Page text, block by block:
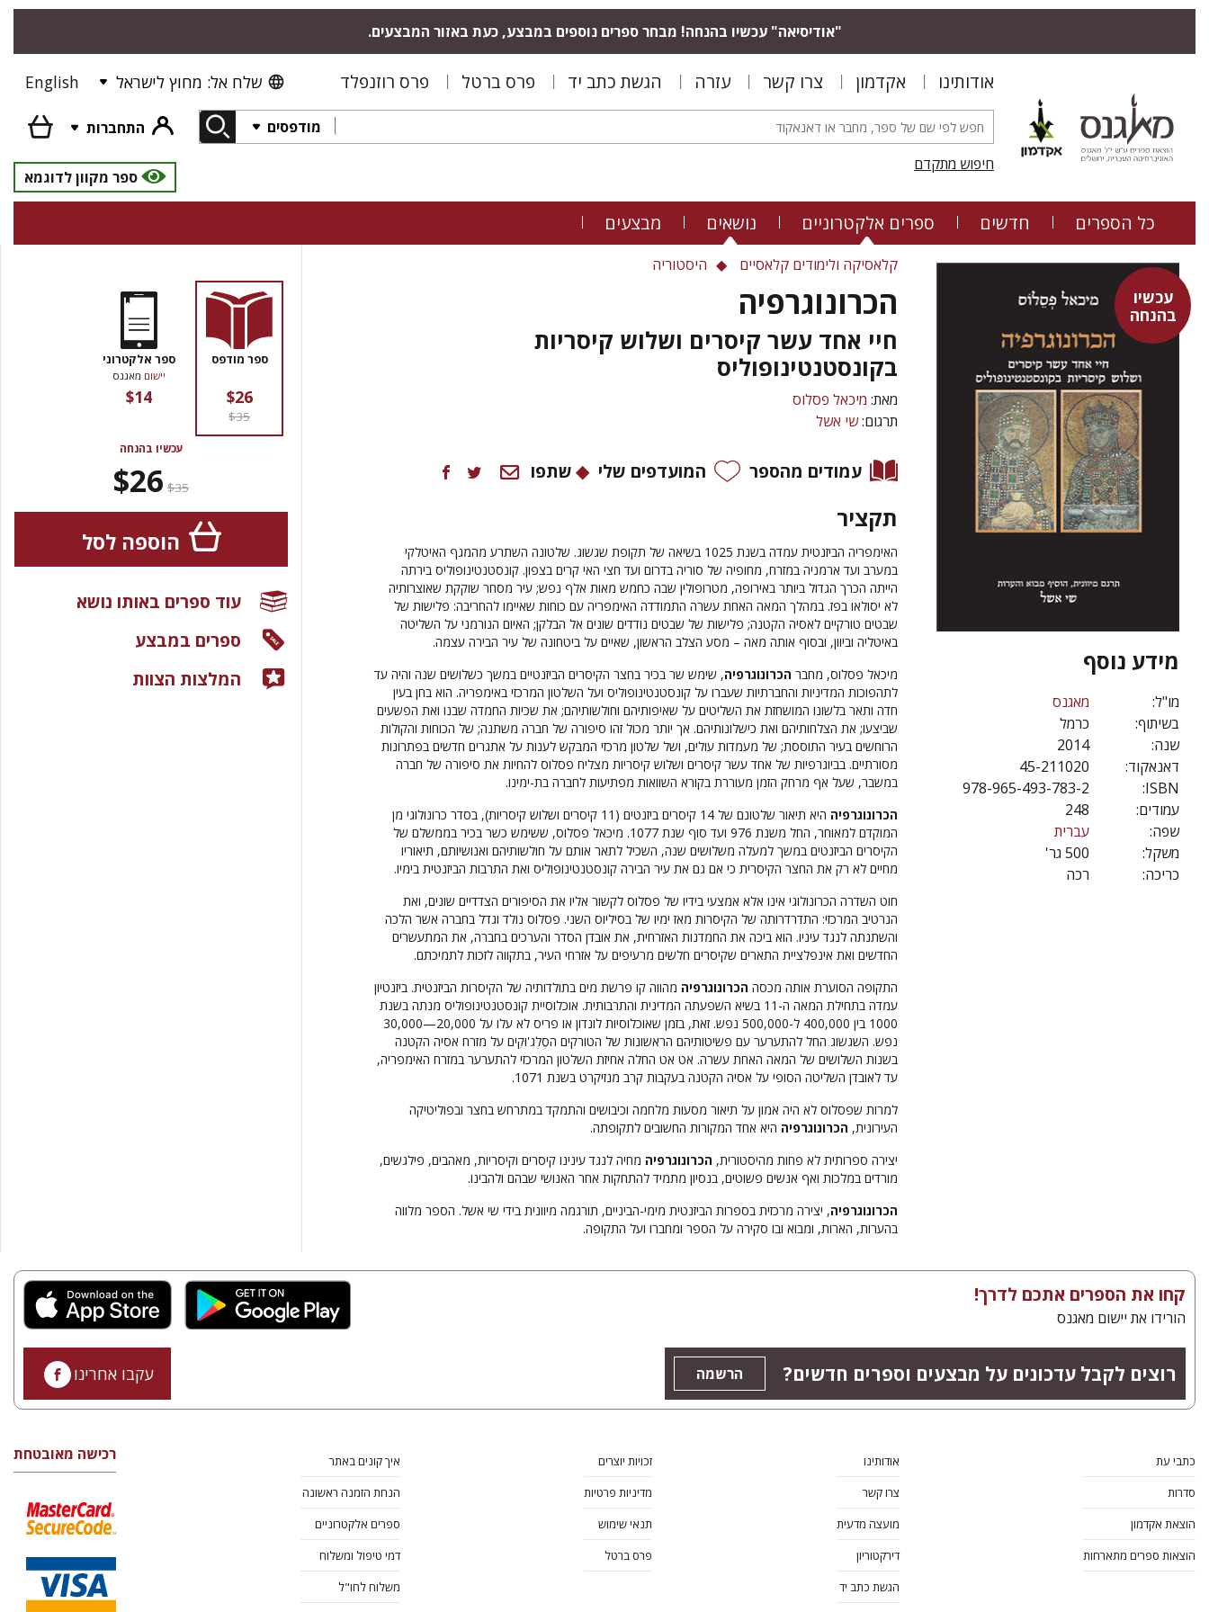
"אודיסיאה" עכשיו בהנחה! מבחר ספרים נוספים במבצע, כעת באזור המבצעים.
אודותינו אקדמון צרו קשר עזרה הגשת כתב יד פרס ברטל פרס רוזנפלד שלח אל: מחוץ לישראל English
מודפסים
התחברות
חיפוש מתקדם
ספר מקוון לדוגמא
כל הספרים חדשים ספרים אלקטרוניים נושאים מבצעים
עכשיו
בהנחה
מידע נוסף
מו"ל:
מאגנס
בשיתוף:
כרמל
שנה:
2014
דאנאקוד:
45-211020
ISBN:
978-965-493-783-2
עמודים:
248
שפה:
עברית
משקל:
500 גר'
כריכה:
רכה
קלאסיקה ולימודים קלאסיים היסטוריה
הכרונוגרפיה
חיי אחד עשר קיסרים ושלוש קיסריות
בקונסטנטינופוליס
מאת: מיכאל פסלוס
תרגום:שי אשל
עמודים מהספר המועדפים שלי שתפו
תקציר
האימפריה הביזנטית עמדה בשנת 1025 בשיאה של תקופת שגשוג. שלטונה השתרע מהמגף האיטלקי
במערב ועד ארמניה במזרח, מחופיה של סוריה בדרום ועד חצי האי קרים בצפון. קונסטנטינופוליס בירתה
הייתה הכרך הגדול ביותר באירופה, מטרופולין שבה כחמש מאות אלף נפש; עיר מסחר שוקקת שאוצרותיה
לא יסולאו בפז. במהלך המאה האחת עשרה התמודדה האימפריה עם כוחות שאיימו להחריבה: פלישות של
שבטים טורקיים לאסיה הקטנה; פלישות של שבטים נודדים שונים אל הבלקן; האיום הנורמני על השליטה
באיטליה וביוון, ובסוף אותה מאה – מסע הצלב הראשון, שאיים על ביטחונה של עיר הבירה עצמה.
מיכאל פסלוס, מחבר הכרונוגרפיה, שימש שר בכיר בחצר הקיסרים הביזנטיים במשך כשלושים שנה והיה עד
לתהפוכות המדיניות והחברתיות שעברו על קונסטנטינופוליס ועל השלטון המרכזי באימפריה. הוא בחן בעין
חדה ותאר בלשונו המושחזת את השליטים על שאיפותיהם וחולשותיהם; את שכיות החמדה שבנו ואת הפשעים
שביצעו; את הצלחותיהם ואת כישלונותיהם. אך יותר מכול זהו סיפורה של חברה משתנה; של הכוחות והקולות
הרוחשים בעיר התוססת; של מעמדות עולים, ושל שלטון מרכזי המבקש לענות על אתגרים חדשים בפתרונות
מסורתיים. בביוגרפיות של אחד עשר קיסרים ושלוש קיסריות מצליח פסלוס להחיות את סיפורה של חברה
במשבר, שעל אף מרחק הזמן מעוררת בקורא השוואות מפתיעות לחברה בת-ימינו.
הכרונוגרפיה
היא תיאור שלטונם של 14 קיסרים ביזנטים (11 קיסרים ושלוש קיסריות), בסדר כרונולוגי מן
המוקדם למאוחר, החל משנת 976 ועד סוף שנת 1077. מיכאל פסלוס, ששימש כשר בכיר בממשלם של
הקיסרים הביזנטים במשך למעלה משלושים שנה, השכיל לתאר אותם על חולשותיהם ואנושיותם, תיאוריו
מחיים לא רק את החצר הקיסרית כי אם גם את עיר הבירה קונסטנטינופוליס ואת התרבות הביזנטית בימיו.
חוט השדרה הכרונולוגי אינו אלא אמצעי בידיו של פסלוס לקשור אליו את הסיפורים הצדדיים שונים, ואת
הנרטיב המרכזי: התדרדרותה של הקיסרות מאז ימיו של בסיליוס השני. פסלוס נולד וגדל בחברה אשר הלכה
והשתנתה לנגד עיניו. הוא ביכה את החמדנות האזרחית, את אובדן הסדר והערכים בחברה, את המתעשרים
החדשים ואת אינפלציית התארים שקיסרים חלשים מרעיפים על אזרחי העיר, בתקווה לזכות לתמיכתם.
התקופה הסוערת אותה מכסה הכרונוגרפיה מהווה קו פרשת מים בתולדותיה של הקיסרות הביזנטית. ביזנטיון
עמדה בתחילת המאה ה-11 בשיא השפעתה המדינית והתרבותית. אוכלוסיית קונסטנטינופוליס מנתה בשנת
1000 בין 400,000 ל-500,000 נפש. זאת, בזמן שאוכלוסיות לונדון או פריס לא עלו על 20,000—30,000
נפש. השגשוג החל להתערער עם פשיטותיהם הראשונות של הטורקים הסֶלְג'וּקִים על מזרח אסיה הקטנה
בשנות השלושים של המאה האחת עשרה. אט אט החלה אחיזת השלטון המרכזי להתערער במזרח האימפריה,
עד לאובדן השליטה הסופי על אסיה הקטנה בעקבות קרב מנזיקרט בשנת 1071.
למרות שפסלוס לא היה אמון על תיאור מסעות מלחמה וכיבושים והתמקד במתרחש בחצר ובפוליטיקה
העירונית, הכרונוגרפיה היא אחד המקורות החשובים לתקופתה.
יצירה ספרותית לא פחות מהיסטורית, הכרונוגרפיה מחיה לנגד עינינו קיסרים וקיסריות, מאהבים, פילגשים,
מורדים במלכות ואף אנשים פשוטים, בנסיון מתמיד להתחקות אחר האנושי שבהם ולהבינו.
הכרונוגרפיה, יצירה מרכזית בספרות הביזנטית מימי-הביניים, תורגמה מיוונית בידי שי אשל. הספר מלווה
בהערות, הארות, ומבוא ובו סקירה על הספר ומחברו ועל התקופה.
ספר מודפס
$26
$35
ספר אלקטרוני
יישום מאגנס
$14
עכשיו בהנחה
$35
$26
הוספה לסל
עוד ספרים באותו נושא
ספרים במבצע
המלצות הצוות
קחו את הספרים אתכם לדרך!
הורידו את יישום מאגנס
רוצים לקבל עדכונים על מבצעים וספרים חדשים? הרשמה עקבו אחרינו
כתבי עת
סדרות
הוצאת אקדמון
הוצאות ספרים מתארחות
אודותינו
צרו קשר
מועצה מדעית
דירקטוריון
הגשת כתב יד
זכויות יוצרים
מדיניות פרטיות
תנאי שימוש
פרס ברטל
איך קונים באתר
הנחת הזמנה ראשונה
ספרים אלקטרוניים
דמי טיפול ומשלוח
משלוח לחו"ל
רכישה מאובטחת